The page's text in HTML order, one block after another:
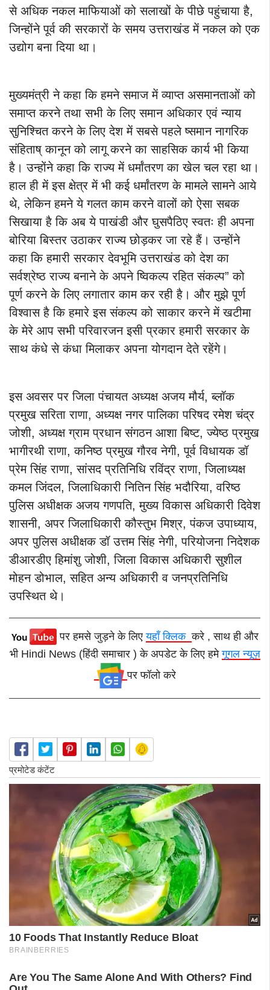
से अधिक नकल माफियाओं को सलाखों के पीछे पहुंचाया है,
जिन्होंने पूर्व की सरकारों के समय उत्तराखंड में नकल को एक
उद्योग बना दिया था।
मुख्यमंत्री ने कहा कि हमने समाज में व्याप्त असमानताओं को
समाप्त करने तथा सभी के लिए समान अधिकार एवं न्याय
सुनिश्चित करने के लिए देश में सबसे पहले ष्समान नागरिक
संहिताष् कानून को लागू करने का साहसिक कार्य भी किया
है। उन्होंने कहा कि राज्य में धर्मांतरण का खेल चल रहा था।
हाल ही में इस क्षेत्र में भी कई धर्मांतरण के मामले सामने आये
थे, लेकिन हमने ये गलत काम करने वालों को ऐसा सबक
सिखाया है कि अब ये पाखंडी और घुसपैठिए स्वतः ही अपना
बोरिया बिस्तर उठाकर राज्य छोड़कर जा रहे हैं। उन्होंने
कहा कि हमारी सरकार देवभूमि उत्तराखंड को देश का
सर्वश्रेष्ठ राज्य बनाने के अपने ष्विकल्प रहित संकल्प” को
पूर्ण करने के लिए लगातार काम कर रही है। और मुझे पूर्ण
विश्वास है कि हमारे इस संकल्प को साकार करने में खटीमा
के मेरे आप सभी परिवारजन इसी प्रकार हमारी सरकार के
साथ कंधे से कंधा मिलाकर अपना योगदान देते रहेंगे।
इस अवसर पर जिला पंचायत अध्यक्ष अजय मौर्य, ब्लॉक
प्रमुख सरिता राणा, अध्यक्ष नगर पालिका परिषद रमेश चंद्र
जोशी, अध्यक्ष ग्राम प्रधान संगठन आशा बिष्ट, ज्येष्ठ प्रमुख
भागीरथी राणा, कनिष्ठ प्रमुख गौरव नेगी, पूर्व विधायक डॉ
प्रेम सिंह राणा, सांसद प्रतिनिधि रविंद्र राणा, जिलाध्यक्ष
कमल जिंदल, जिलाधिकारी नितिन सिंह भदौरिया, वरिष्ठ
पुलिस अधीक्षक अजय गणपति, मुख्य विकास अधिकारी दिवेश
शासनी, अपर जिलाधिकारी कौस्तुभ मिश्र, पंकज उपाध्याय,
अपर पुलिस अधीक्षक डॉ उत्तम सिंह नेगी, परियोजना निदेशक
डीआरडीए हिमांशु जोशी, जिला विकास अधिकारी सुशील
मोहन डोभाल, सहित अन्य अधिकारी व जनप्रतिनिधि
उपस्थित थे।
पर हमसे जुड़ने के लिएयहाँ क्लिककरे , साथ ही और
भी Hindi News (हिंदी समाचार ) के अपडेट के लिए हमेगूगल न्यूज़
पर फॉलो करे